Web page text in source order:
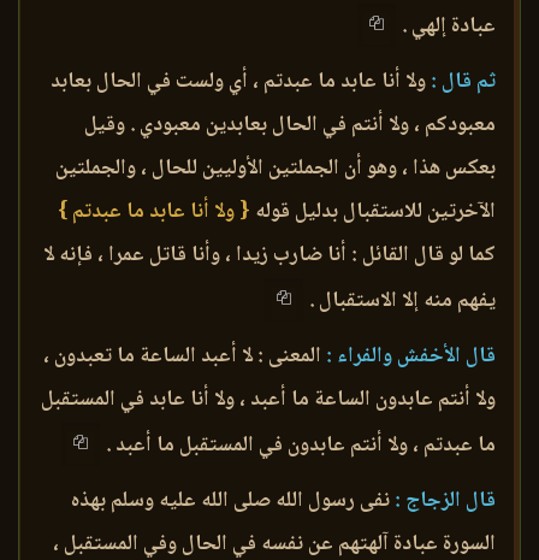
عبادة إلهي .
ثم قال :ولا أنا عابد ما عبدتم ، أي ولست في الحال بعابد
معبودكم ، ولا أنتم في الحال بعابدين معبودي . وقيل
بعكس هذا ، وهو أن الجملتين الأوليين للحال ، والجملتين
الآخرتين للاستقبال بدليل قوله { ولا أنا عابد ما عبدتم }
كما لو قال القائل : أنا ضارب زيدا ، وأنا قاتل عمرا ، فإنه لا
يفهم منه إلا الاستقبال .
قال الأخفش والفراء : المعنى : لا أعبد الساعة ما تعبدون ،
ولا أنتم عابدون الساعة ما أعبد ، ولا أنا عابد في المستقبل
ما عبدتم ، ولا أنتم عابدون في المستقبل ما أعبد .
قال الزجاج :نفى رسول الله صلى الله عليه وسلم بهذه
السورة عبادة آلهتهم عن نفسه في الحال وفي المستقبل ،